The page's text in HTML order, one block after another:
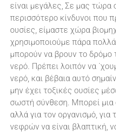
είναι μεγάλες, Σε μας τώρα
περισσότερο κίνδυνοι που
ουσίες, είμαστε χώρα
χρησιμοποιούμε πάρα
μπορούν να βρουν το δρόμο
νερό. Πρέπει λοιπόν να
νερό, και βέβαια αυτό
μην έχει τοξικές ουσίες
σωστή σύνθεση. Μπορεί μια
αλλά για τον οργανισμό, για
νεφρών να είναι βλαπτική,